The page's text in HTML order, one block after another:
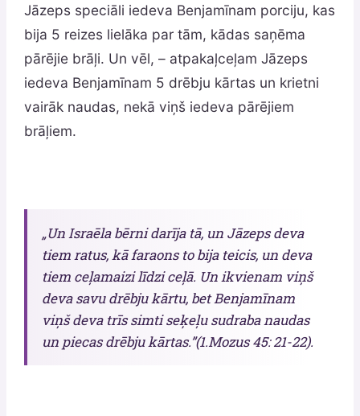
Jāzeps speciāli iedeva Benjamīnam porciju, kas
bija 5 reizes lielāka par tām, kādas saņēma
pārējie brāļi. Un vēl, – atpakaļceļam Jāzeps
iedeva Benjamīnam 5 drēbju kārtas un krietni
vairāk naudas, nekā viņš iedeva pārējiem
brāļiem.
„Un Israēla bērni darīja tā, un Jāzeps deva
tiem ratus, kā faraons to bija teicis, un deva
tiem ceļamaizi līdzi ceļā. Un ikvienam viņš
deva savu drēbju kārtu, bet Benjamīnam
viņš deva trīs simti seķeļu sudraba naudas
un piecas drēbju kārtas.”(1.Mozus 45: 21-22).